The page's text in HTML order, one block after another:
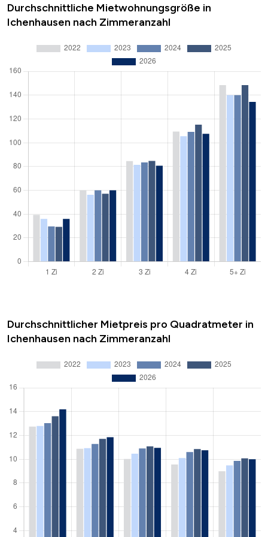
Durchschnittliche Mietwohnungsgröße in
Ichenhausen nach Zimmeranzahl
Durchschnittlicher Mietpreis pro Quadratmeter in
Ichenhausen nach Zimmeranzahl